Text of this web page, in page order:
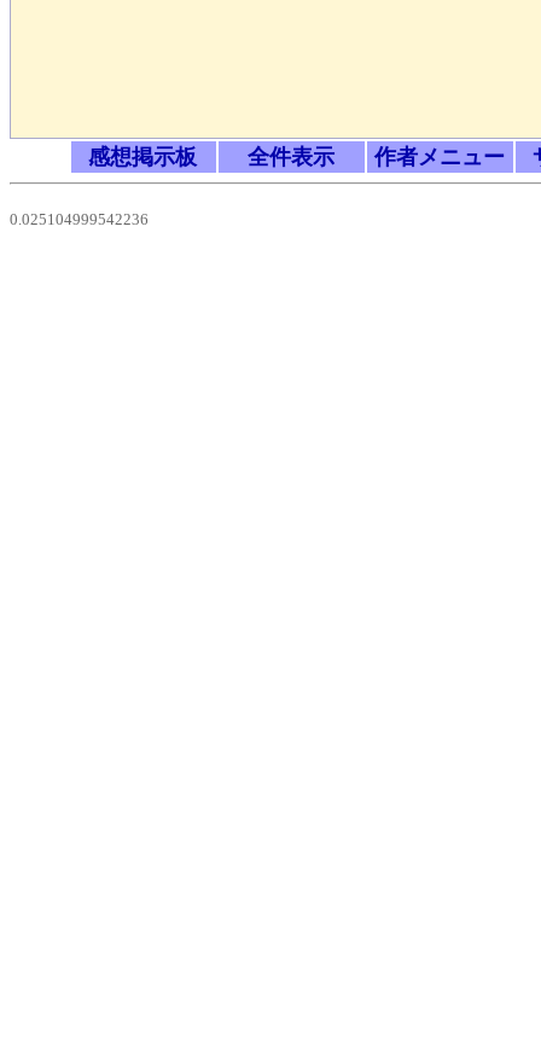
感想掲示板 全件表示 作者メニュー
0.025104999542236